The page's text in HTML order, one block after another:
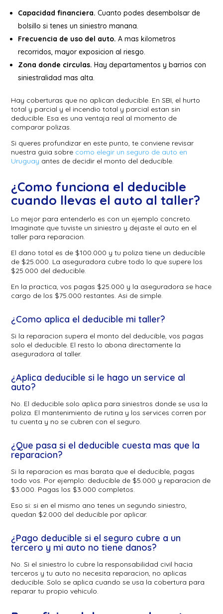
Capacidad financiera. Cuanto podes desembolsar de
bolsillo si tenes un siniestro manana.
Frecuencia de uso del auto. A mas kilometros
recorridos, mayor exposicion al riesgo.
Zona donde circulas. Hay departamentos y barrios con
siniestralidad mas alta.
Hay coberturas que no aplican deducible. En SBI, el hurto
total y parcial y el incendio total y parcial estan sin
deducible. Esa es una ventaja real al momento de
comparar polizas.
Si queres profundizar en este punto, te conviene revisar
nuestra guia sobre como elegir un seguro de auto en
Uruguay antes de decidir el monto del deducible.
¿Como funciona el deducible
cuando llevas el auto al taller?
Lo mejor para entenderlo es con un ejemplo concreto.
Imaginate que tuviste un siniestro y dejaste el auto en el
taller para reparacion.
El dano total es de $100.000 y tu poliza tiene un deducible
de $25.000. La aseguradora cubre todo lo que supere los
$25.000 del deducible.
En la practica, vos pagas $25.000 y la aseguradora se hace
cargo de los $75.000 restantes. Asi de simple.
¿Como aplica el deducible mi taller?
Si la reparacion supera el monto del deducible, vos pagas
solo el deducible. El resto lo abona directamente la
aseguradora al taller.
¿Aplica deducible si le hago un service al
auto?
No. El deducible solo aplica para siniestros donde se usa la
poliza. El mantenimiento de rutina y los services corren por
tu cuenta y no se cubren con el seguro.
¿Que pasa si el deducible cuesta mas que la
reparacion?
Si la reparacion es mas barata que el deducible, pagas
todo vos. Por ejemplo: deducible de $5.000 y reparacion de
$3.000. Pagas los $3.000 completos.
Eso si: si en el mismo ano tenes un segundo siniestro,
quedan $2.000 del deducible por aplicar.
¿Pago deducible si el seguro cubre a un
tercero y mi auto no tiene danos?
No. Si el siniestro lo cubre la responsabilidad civil hacia
terceros y tu auto no necesita reparacion, no aplicas
deducible. Solo se aplica cuando se usa la cobertura para
reparar tu propio vehiculo.